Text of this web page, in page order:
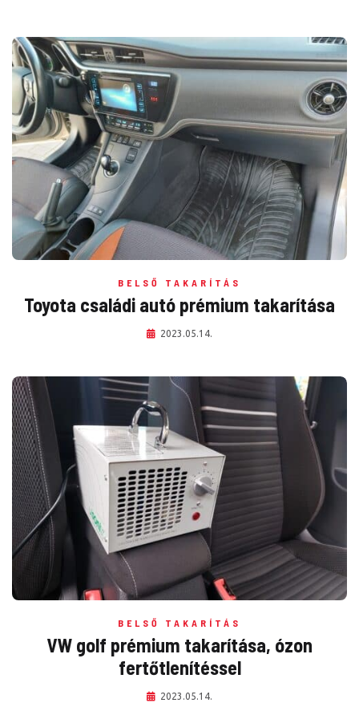
BELSŐ TAKARÍTÁS
Toyota családi autó prémium takarítása
2023.05.14.
BELSŐ TAKARÍTÁS
VW golf prémium takarítása, ózon
fertőtlenítéssel
2023.05.14.